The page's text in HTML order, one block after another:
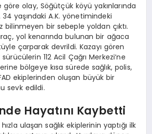
göre olay, Söğütçük köyü yakınlarında
yaşındaki A.K. yönetimindeki
bilinmeyen bir sebeple yoldan çıktı.
yol kenarında bulunan bir ağaca
çarparak devrildi. Kazayı gören
112 Acil Çağrı Merkezi’ne
bölgeye kısa sürede sağlık, polis,
ekiplerinden oluşan büyük bir
sevk edildi.
Hayatını Kaybetti
ulaşan sağlık ekiplerinin yaptığı ilk